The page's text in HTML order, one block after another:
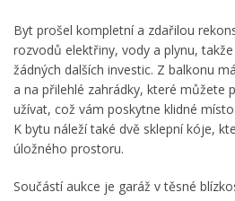
Byt prošel kompletní a zdařilou
rozvodů elektřiny, vody a plynu,
žádných dalších investic. Z balkonu
a na přilehlé zahrádky, které můžete
užívat, což vám poskytne klidné
K bytu náleží také dvě sklepní kóje,
úložného prostoru.
Součástí aukce je garáž v těsné